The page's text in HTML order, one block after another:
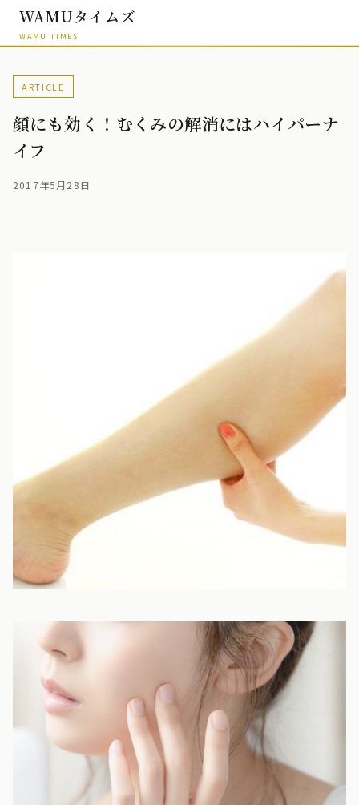
WAMUタイムズ
WAMU TIMES
ARTICLE
顔にも効く！むくみの解消にはハイパーナ
イフ
2017年5月28日